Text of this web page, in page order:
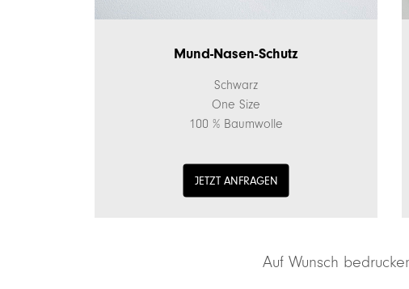
Mund-Nasen-Schutz
Schwarz
One Size
100 % Baumwolle
JETZT ANFRAGEN
Auf Wunsch